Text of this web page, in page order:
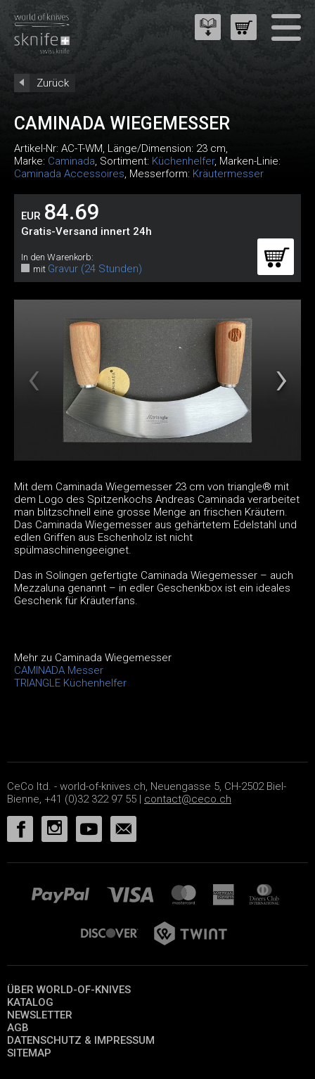
Zurück
CAMINADA WIEGEMESSER
Artikel-Nr: AC-T-WM, Länge/Dimension: 23 cm,
Marke: Caminada, Sortiment: Küchenhelfer, Marken-Linie:
Caminada Accessoires, Messerform: Kräutermesser
EUR 84.69
Gratis-Versand innert 24h
In den Warenkorb:
mit Gravur (24 Stunden)
Mit dem Caminada Wiegemesser 23 cm von triangle® mit
dem Logo des Spitzenkochs Andreas Caminada verarbeitet
man blitzschnell eine grosse Menge an frischen Kräutern.
Das Caminada Wiegemesser aus gehärtetem Edelstahl und
edlen Griffen aus Eschenholz ist nicht
spülmaschinengeeignet.
Das in Solingen gefertigte Caminada Wiegemesser – auch
Mezzaluna genannt – in edler Geschenkbox ist ein ideales
Geschenk für Kräuterfans.
Mehr zu Caminada Wiegemesser
CAMINADA Messer
TRIANGLE Küchenhelfer
CeCo ltd. - world-of-knives.ch, Neuengasse 5, CH-2502 Biel-
Bienne, +41 (0)32 322 97 55 | contact@ceco.ch
ÜBER WORLD-OF-KNIVES
KATALOG
NEWSLETTER
AGB
DATENSCHUTZ & IMPRESSUM
SITEMAP